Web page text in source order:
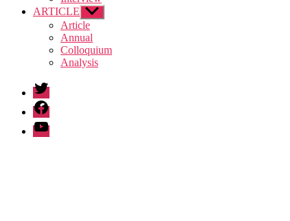
ARTICLE Show
sub
menu
Article
Annual
Colloquium
Analysis
twitter
facebook
Youtube